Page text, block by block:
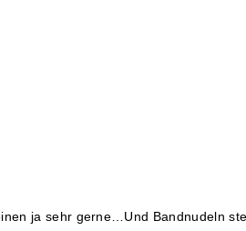
ja sehr gerne…Und Bandnudeln